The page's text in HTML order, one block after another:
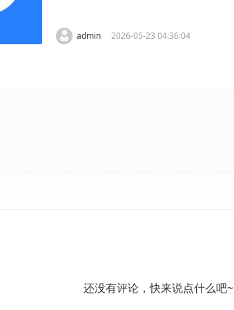
admin 2026-05-23 04:36:04
还没有评论，快来说点什么吧~